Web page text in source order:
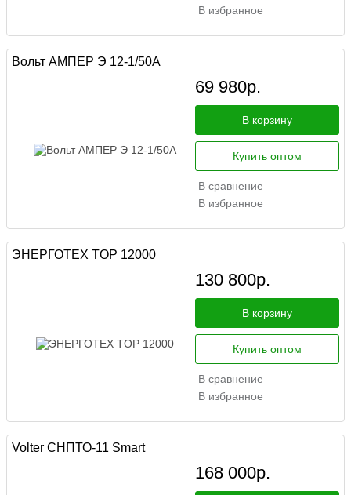
В избранное
Вольт АМПЕР Э 12-1/50A
69 980р.
В корзину
Купить оптом
В сравнение
В избранное
ЭНЕРГОТЕХ TOP 12000
130 800р.
В корзину
Купить оптом
В сравнение
В избранное
Volter СНПТО-11 Smart
168 000р.